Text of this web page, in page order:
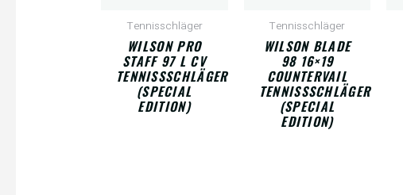
Tennisschläger
WILSON PRO
STAFF 97 L CV
TENNISSSCHLÄGER
(SPECIAL
EDITION)
Tennisschläger
WILSON BLADE
98 16×19
COUNTERVAIL
TENNISSSCHLÄGER
(SPECIAL
EDITION)